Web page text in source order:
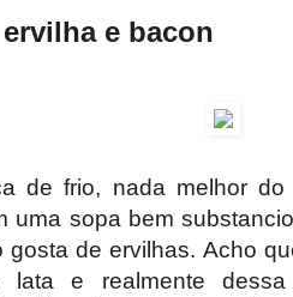
e bacon
de frio, nada melhor
uma sopa bem
gosta de ervilhas. Acho
lata e realmente